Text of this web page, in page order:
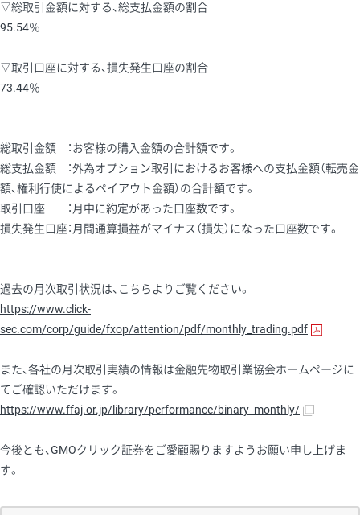
▽総取引金額に対する、総支払金額の割合
95.54％
▽取引口座に対する、損失発生口座の割合
73.44％
総取引金額 ：お客様の購入金額の合計額です。
総支払金額 ：外為オプション取引におけるお客様への支払金額（転売金
額、権利行使によるペイアウト金額）の合計額です。
取引口座 ：月中に約定があった口座数です。
損失発生口座：月間通算損益がマイナス（損失）になった口座数です。
過去の月次取引状況は、こちらよりご覧ください。
https://www.click-
sec.com/corp/guide/fxop/attention/pdf/monthly_trading.pdf
また、各社の月次取引実績の情報は金融先物取引業協会ホームページに
てご確認いただけます。
https://www.ffaj.or.jp/library/performance/binary_monthly/
今後とも、GMOクリック証券をご愛顧賜りますようお願い申し上げま
す。